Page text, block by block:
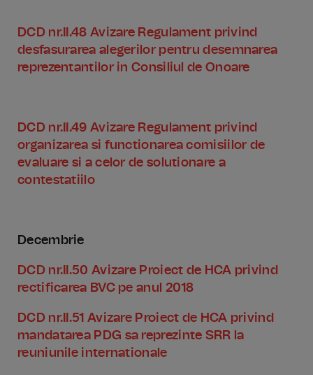
DCD nr.II.48 Avizare Regulament privind
desfasurarea alegerilor pentru desemnarea
reprezentantilor in Consiliul de Onoare
DCD nr.II.49 Avizare Regulament privind
organizarea si functionarea comisiilor de
evaluare si a celor de solutionare a
contestatiilo
Decembrie
DCD nr.II.50 Avizare Proiect de HCA privind
rectificarea BVC pe anul 2018
DCD nr.II.51 Avizare Proiect de HCA privind
mandatarea PDG sa reprezinte SRR la
reuniunile internationale